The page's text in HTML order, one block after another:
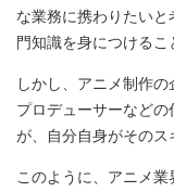
な業務に携わりたい
門知識を身につけるこ
しかし、アニメ制作
プロデューサーなど
が、自分自身がそのス
このように、アニメ業